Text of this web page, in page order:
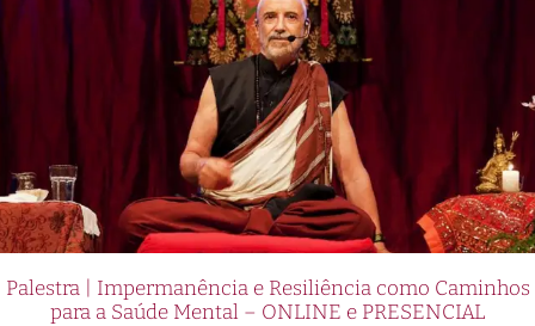
Palestra | Impermanência e Resiliência como Caminhos
para a Saúde Mental – ONLINE e PRESENCIAL